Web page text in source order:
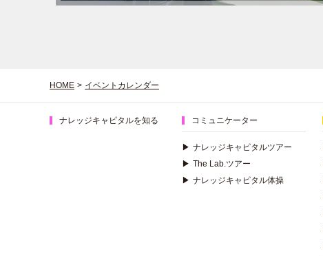
HOME > イベントカレンダー
ナレッジキャピタルを知る コミュニケーター
▶ ナレッジキャピタルツアー
▶ The Lab.ツアー
▶ ナレッジキャピタル体操